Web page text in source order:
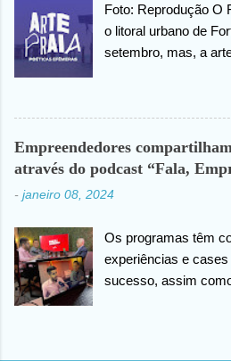
da sua saúde.
Foto: Reprodução O
o litoral urbano de
setembro, mas, a
Nesta quinta-feira
mini documentário
Efêmeras” -
que moveu o
nove intervenções
trabalhos extraíram
questionamentos,
visões de como se
“Estamos muito
através do
Empreendedores
através do podcast “Fala,
- janeiro 08, 2024
Os programas têm
experiências e
sucesso, assim
Reprodução Os